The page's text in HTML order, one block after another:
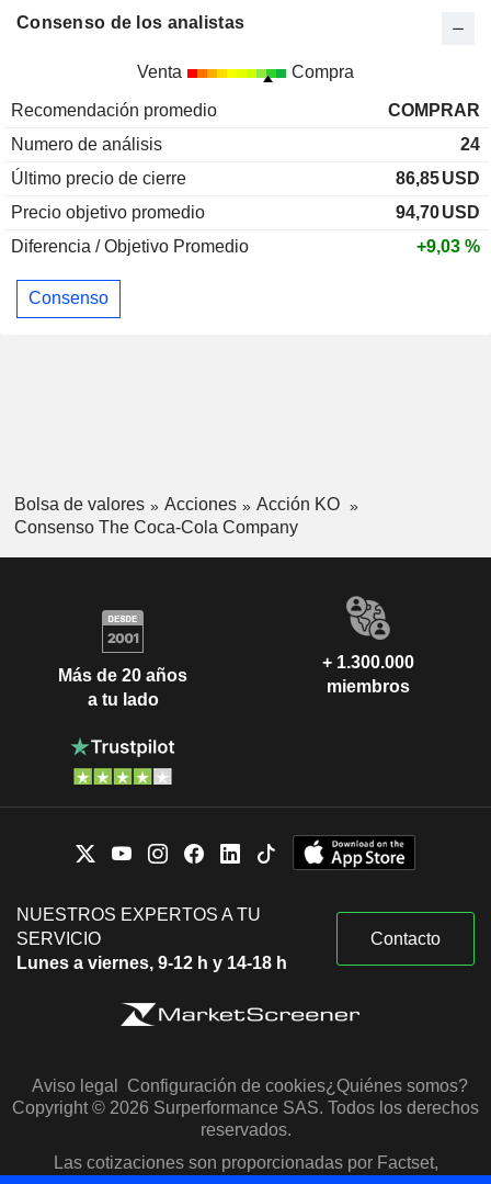
Consenso de los analistas
Venta Compra
Recomendación promedio
COMPRAR
Numero de análisis
24
Último precio de cierre
86,85USD
Precio objetivo promedio
94,70USD
Diferencia / Objetivo Promedio
+9,03 %
Consenso
Bolsa de valores Acciones
Acción KO
Consenso The Coca-Cola Company
Más de 20 años
a tu lado
+ 1.300.000
miembros
NUESTROS EXPERTOS A TU
SERVICIO
Lunes a viernes, 9-12 h y 14-18 h
Contacto
Aviso legal Configuración de cookies¿Quiénes somos?
Copyright © 2026 Surperformance SAS. Todos los derechos
reservados.
Las cotizaciones son proporcionadas por Factset,